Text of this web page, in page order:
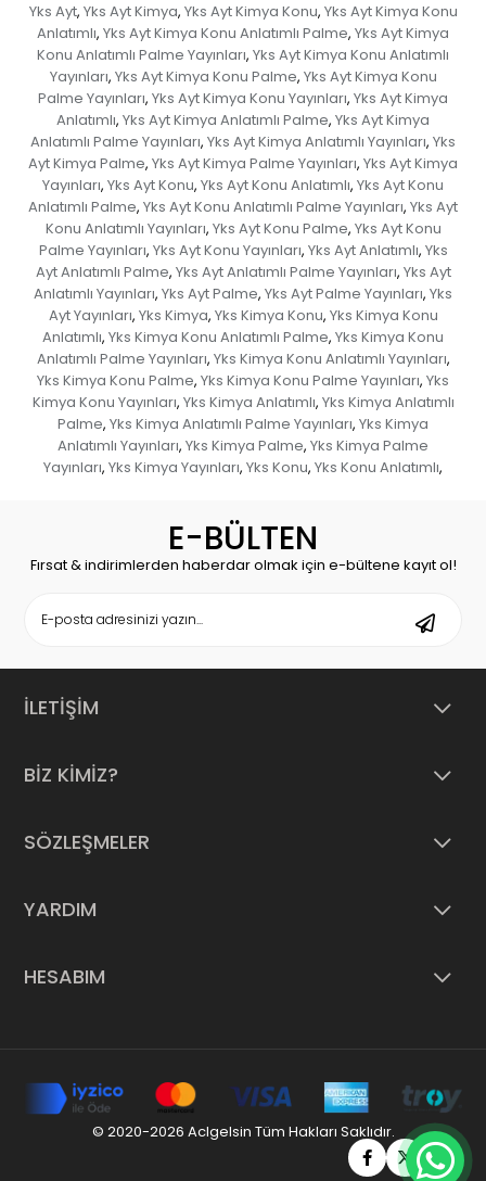
Yks Ayt, Yks Ayt Kimya, Yks Ayt Kimya Konu, Yks Ayt Kimya Konu
Anlatımlı, Yks Ayt Kimya Konu Anlatımlı Palme, Yks Ayt Kimya
Konu Anlatımlı Palme Yayınları, Yks Ayt Kimya Konu Anlatımlı
Yayınları, Yks Ayt Kimya Konu Palme, Yks Ayt Kimya Konu
Palme Yayınları, Yks Ayt Kimya Konu Yayınları, Yks Ayt Kimya
Anlatımlı, Yks Ayt Kimya Anlatımlı Palme, Yks Ayt Kimya
Anlatımlı Palme Yayınları, Yks Ayt Kimya Anlatımlı Yayınları, Yks
Ayt Kimya Palme, Yks Ayt Kimya Palme Yayınları, Yks Ayt Kimya
Yayınları, Yks Ayt Konu, Yks Ayt Konu Anlatımlı, Yks Ayt Konu
Anlatımlı Palme, Yks Ayt Konu Anlatımlı Palme Yayınları, Yks Ayt
Konu Anlatımlı Yayınları, Yks Ayt Konu Palme, Yks Ayt Konu
Palme Yayınları, Yks Ayt Konu Yayınları, Yks Ayt Anlatımlı, Yks
Ayt Anlatımlı Palme, Yks Ayt Anlatımlı Palme Yayınları, Yks Ayt
Anlatımlı Yayınları, Yks Ayt Palme, Yks Ayt Palme Yayınları, Yks
Ayt Yayınları, Yks Kimya, Yks Kimya Konu, Yks Kimya Konu
Anlatımlı, Yks Kimya Konu Anlatımlı Palme, Yks Kimya Konu
Anlatımlı Palme Yayınları, Yks Kimya Konu Anlatımlı Yayınları,
Yks Kimya Konu Palme, Yks Kimya Konu Palme Yayınları, Yks
Kimya Konu Yayınları, Yks Kimya Anlatımlı, Yks Kimya Anlatımlı
Palme, Yks Kimya Anlatımlı Palme Yayınları, Yks Kimya
Anlatımlı Yayınları, Yks Kimya Palme, Yks Kimya Palme
Yayınları, Yks Kimya Yayınları, Yks Konu, Yks Konu Anlatımlı,
E-BÜLTEN
Fırsat & indirimlerden haberdar olmak için e-bültene kayıt ol!
İLETİŞİM
BİZ KİMİZ?
SÖZLEŞMELER
YARDIM
HESABIM
© 2020-2026 Aclgelsin Tüm Hakları Saklıdır.